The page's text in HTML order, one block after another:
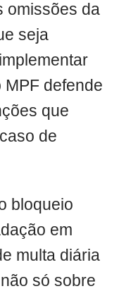
omissões da
seja
defende
que
de
bloqueio
em
multa diária
só sobre